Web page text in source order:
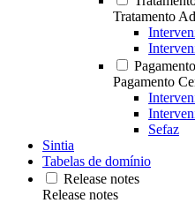
Tratamento
Pagamento
Sefaz
Sintia
Tabelas de domínio
Release notes
Release notes